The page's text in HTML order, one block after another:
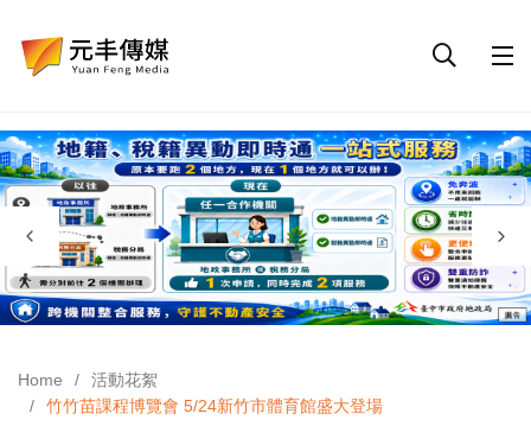
Home
活動花絮
竹竹苗課程博覽會 5/24新竹市體育館盛大登場